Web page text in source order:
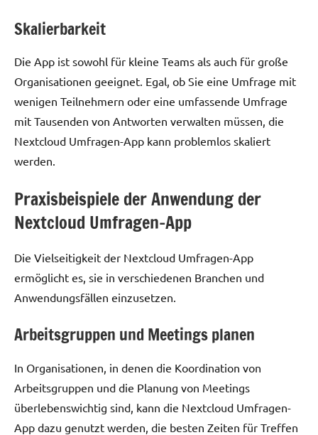
Skalierbarkeit
Die App ist sowohl für kleine Teams als auch für große
Organisationen geeignet. Egal, ob Sie eine Umfrage mit
wenigen Teilnehmern oder eine umfassende Umfrage
mit Tausenden von Antworten verwalten müssen, die
Nextcloud Umfragen-App kann problemlos skaliert
werden.
Praxisbeispiele der Anwendung der
Nextcloud Umfragen-App
Die Vielseitigkeit der Nextcloud Umfragen-App
ermöglicht es, sie in verschiedenen Branchen und
Anwendungsfällen einzusetzen.
Arbeitsgruppen und Meetings planen
In Organisationen, in denen die Koordination von
Arbeitsgruppen und die Planung von Meetings
überlebenswichtig sind, kann die Nextcloud Umfragen-
App dazu genutzt werden, die besten Zeiten für Treffen